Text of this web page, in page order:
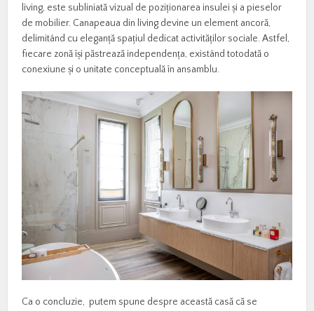
living, este subliniată vizual de poziționarea insulei și a pieselor
de mobilier. Canapeaua din living devine un element ancoră,
delimitând cu eleganță spațiul dedicat activităților sociale. Astfel,
fiecare zonă își păstrează independența, existând totodată o
conexiune și o unitate conceptuală în ansamblu.
Ca o concluzie, putem spune despre această casă că se